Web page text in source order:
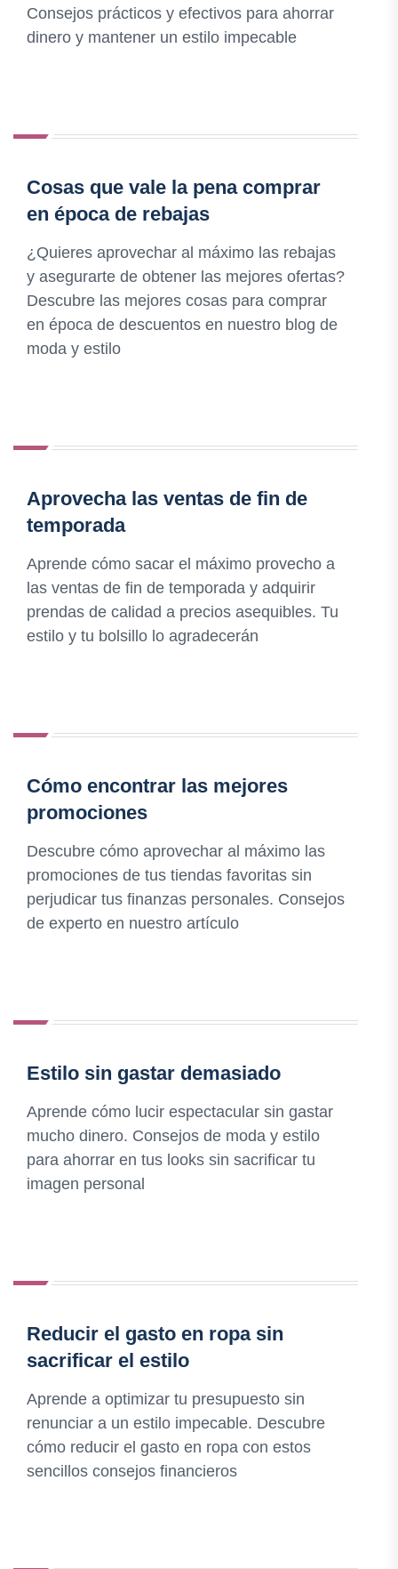
Consejos prácticos y efectivos para ahorrar
dinero y mantener un estilo impecable
Cosas que vale la pena comprar
en época de rebajas
¿Quieres aprovechar al máximo las rebajas
y asegurarte de obtener las mejores ofertas?
Descubre las mejores cosas para comprar
en época de descuentos en nuestro blog de
moda y estilo
Aprovecha las ventas de fin de
temporada
Aprende cómo sacar el máximo provecho a
las ventas de fin de temporada y adquirir
prendas de calidad a precios asequibles. Tu
estilo y tu bolsillo lo agradecerán
Cómo encontrar las mejores
promociones
Descubre cómo aprovechar al máximo las
promociones de tus tiendas favoritas sin
perjudicar tus finanzas personales. Consejos
de experto en nuestro artículo
Estilo sin gastar demasiado
Aprende cómo lucir espectacular sin gastar
mucho dinero. Consejos de moda y estilo
para ahorrar en tus looks sin sacrificar tu
imagen personal
Reducir el gasto en ropa sin
sacrificar el estilo
Aprende a optimizar tu presupuesto sin
renunciar a un estilo impecable. Descubre
cómo reducir el gasto en ropa con estos
sencillos consejos financieros